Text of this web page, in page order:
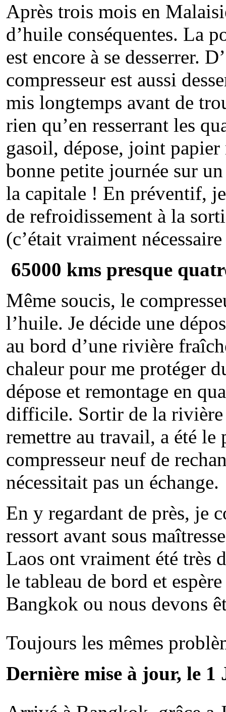
Après trois mois en
d’huile conséquentes. La
est encore à se desserrer.
compresseur est aussi
mis longtemps avant de
rien qu’en resserrant les
gasoil, dépose, joint
bonne petite journée sur
la capitale ! En préventif,
de refroidissement à la
(c’était vraiment
65000 kms presque
Même soucis, le
l’huile. Je décide une
au bord d’une rivière
chaleur pour me protéger
dépose et remontage en
difficile. Sortir de la rivière
remettre au travail, a été
compresseur neuf de
nécessitait pas un échange.
En y regardant de près, je
ressort avant sous
Laos ont vraiment été très
le tableau de bord et
Bangkok ou nous devons
Toujours les mêmes
Dernière mise à jour, le 1